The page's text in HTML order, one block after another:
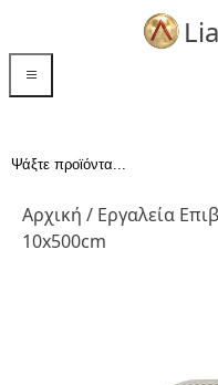
Αναζήτηση...
Αρχική / Εργαλεία
10x500cm